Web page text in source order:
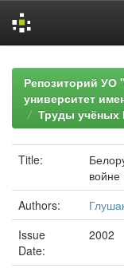
navigationРепозиторий УО
университет
Труды учёных
Title:
войне
Authors:
Issue
Date:
2002